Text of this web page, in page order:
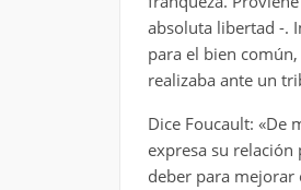
absoluta libertad -.
para el bien
realizaba ante un
Dice Foucault: «De
expresa su
deber para mejorar